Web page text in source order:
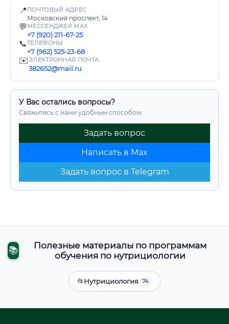
📍 ПОЧТОВЫЙ АДРЕС
Московский проспект, 14
💬 МЕССЕНДЖЕР MAX
+7 (920) 211-67-25
📞ТЕЛЕФОНЫ
+7 (962) 525-23-68
✉️ЭЛЕКТРОННАЯ ПОЧТА
382652@mail.ru
У Вас остались вопросы?
Свяжитесь с нами удобным способом:
Задать вопрос
Написать в Max
Задать вопрос в Telegram
📚
Полезные материалы по программам
обучения по нутрициологии
📂Нутрициология 74